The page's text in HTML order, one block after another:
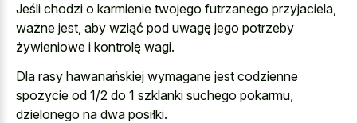
Jeśli chodzi o karmienie twojego futrzanego przyjaciela,
ważne jest, aby wziąć pod uwagę jego potrzeby
żywieniowe i kontrolę wagi.
Dla rasy hawanańskiej wymagane jest codzienne
spożycie od 1/2 do 1 szklanki suchego pokarmu,
dzielonego na dwa posiłki.